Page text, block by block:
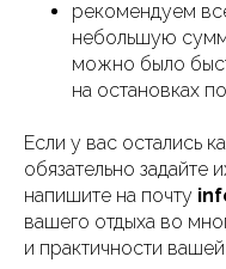
рекомендуем
небольшую
можно было
на остановках
Если у вас остались
обязательно задайте
напишите на почту
вашего отдыха во
и практичности